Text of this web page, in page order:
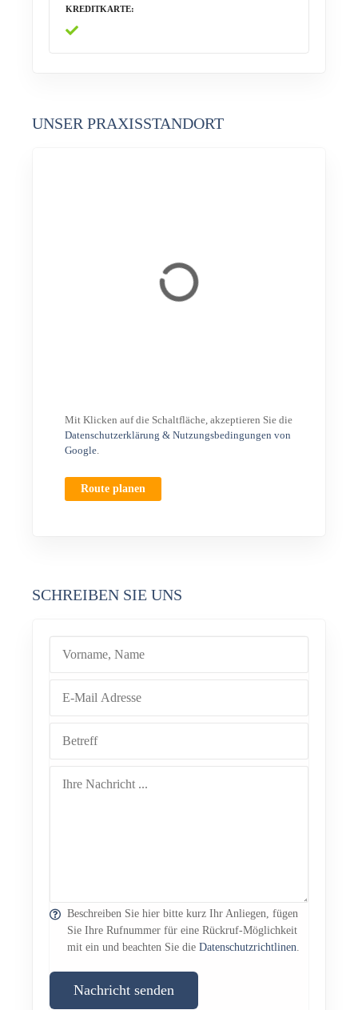
KREDITKARTE
UNSER PRAXISSTANDORT
Mit Klicken auf die Schaltfläche, akzeptieren Sie die
Datenschutzerklärung & Nutzungsbedingungen von
Google
Route planen
SCHREIBEN SIE UNS
Beschreiben Sie hier bitte kurz Ihr Anliegen, fügen
Sie Ihre Rufnummer für eine Rückruf-Möglichkeit
mit ein und beachten Sie die Datenschutzrichtlinen
Nachricht senden